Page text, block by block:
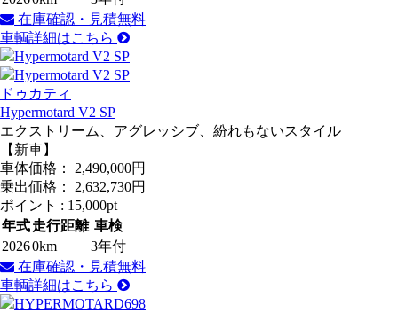
在庫確認・見積無料
車輌詳細はこちら
ドゥカティ
Hypermotard V2 SP
エクストリーム、アグレッシブ、紛れもないスタイル
【新車】
車体価格： 2,490,000円
乗出価格： 2,632,730円
ポイント : 15,000pt
年式走行距離 車検
20260km
3年付
在庫確認・見積無料
車輌詳細はこちら